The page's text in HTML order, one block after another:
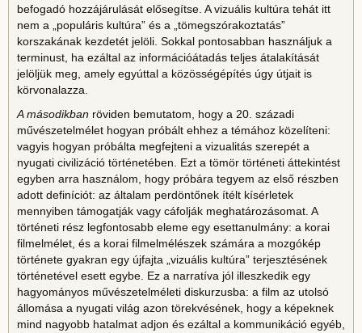
befogadó hozzájárulását elősegítse. A vizuális kultúra tehát itt
nem a „populáris kultúra” és a „tömegszórakoztatás”
korszakának kezdetét jelöli. Sokkal pontosabban használjuk a
terminust, ha ezáltal az információátadás teljes átalakítását
jelöljük meg, amely egyúttal a közösségépítés úgy útjait is
körvonalazza.
A másodikban röviden bemutatom, hogy a 20. századi
művészetelmélet hogyan próbált ehhez a témához közelíteni:
vagyis hogyan próbálta megfejteni a vizualitás szerepét a
nyugati civilizáció történetében. Ezt a tömör történeti áttekintést
egyben arra használom, hogy próbára tegyem az első részben
adott definíciót: az általam perdöntőnek ítélt kísérletek
mennyiben támogatják vagy cáfolják meghatározásomat. A
történeti rész legfontosabb eleme egy esettanulmány: a korai
filmelmélet, és a korai filmelmélészek számára a mozgókép
története gyakran egy újfajta „vizuális kultúra” terjesztésének
történetével esett egybe. Ez a narratíva jól illeszkedik egy
hagyományos művészetelméleti diskurzusba: a film az utolsó
állomása a nyugati világ azon törekvésének, hogy a képeknek
mind nagyobb hatalmat adjon és ezáltal a kommunikáció egyéb,